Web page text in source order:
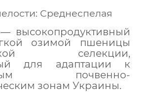
Среднеспелая
высокопродуктивный
озимой пшеницы
селекции,
для адаптации к
почвенно-
зонам Украины.